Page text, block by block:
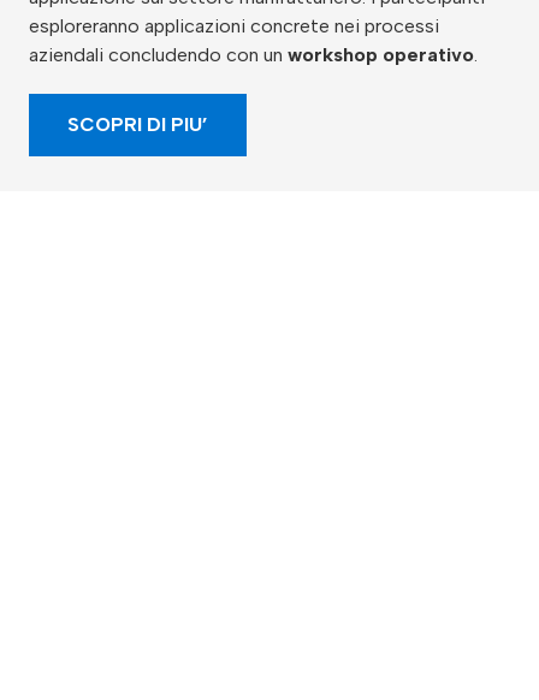
esploreranno applicazioni concrete nei processi
aziendali concludendo con un workshop operativo
SCOPRI DI PIU’